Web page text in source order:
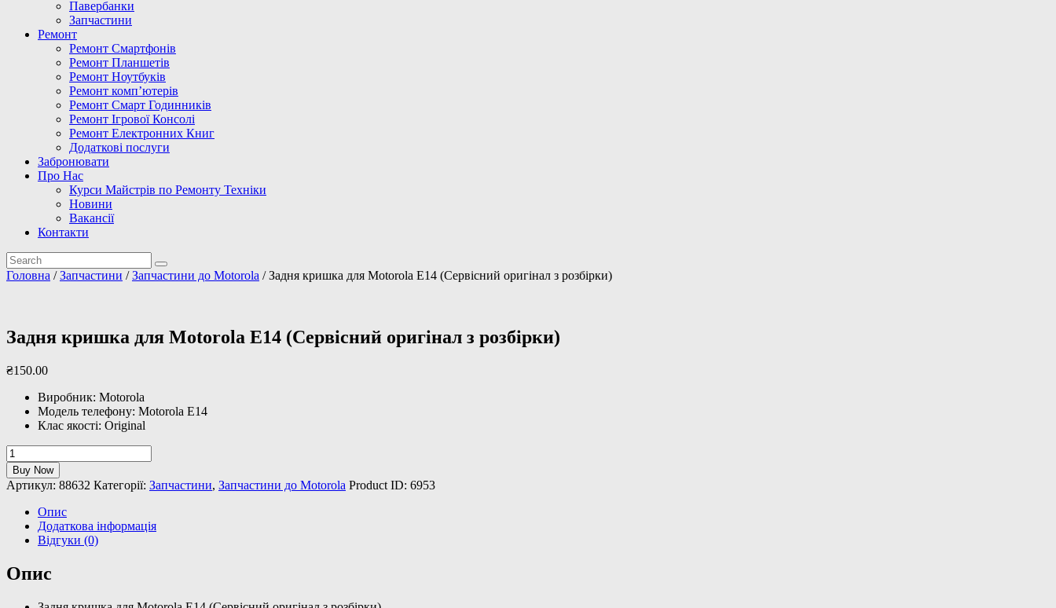
Павербанки
Запчастини
Ремонт
Ремонт Смартфонів
Ремонт Планшетів
Ремонт Ноутбуків
Ремонт комп’ютерів
Ремонт Смарт Годинників
Ремонт Ігрової Консолі
Ремонт Електронних Книг
Додаткові послуги
Забронювати
Про Нас
Курси Майстрів по Ремонту Техніки
Новини
Вакансії
Контакти
Головна /Запчастини /Запчастини до Motorola / Задня кришка для Motorola E14 (Сервісний оригінал з розбірки)
Задня кришка для Motorola E14 (Сервісний оригінал з розбірки)
₴150.00
Виробник: Motorola
Модель телефону: Motorola E14
Клас якості: Original
Задня
кришка
для
Motorola
E14
(Сервісний
оригінал
розбірки)
кількість
Buy Now
Артикул: 88632 Категорії: Запчастини, Запчастини до Motorola Product ID: 6953
Опис
Додаткова інформація
Відгуки (0)
Опис